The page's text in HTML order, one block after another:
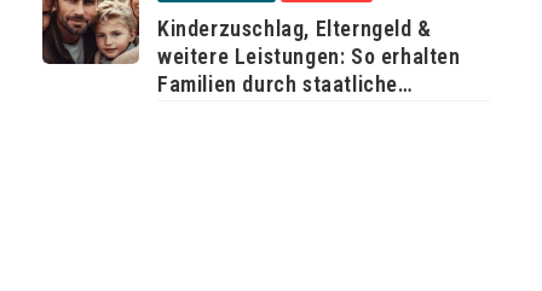
Kinderzuschlag, Elterngeld &
weitere Leistungen: So erhalten
Familien durch staatliche